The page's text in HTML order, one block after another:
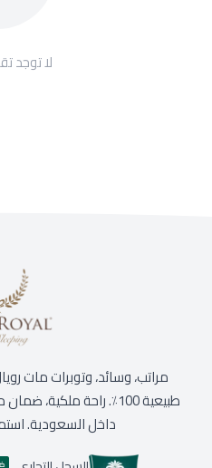
لا توجد
مراتب، وسائد، وتوبرات مات
طبيعية 100٪. راحة
داخل السعودية.